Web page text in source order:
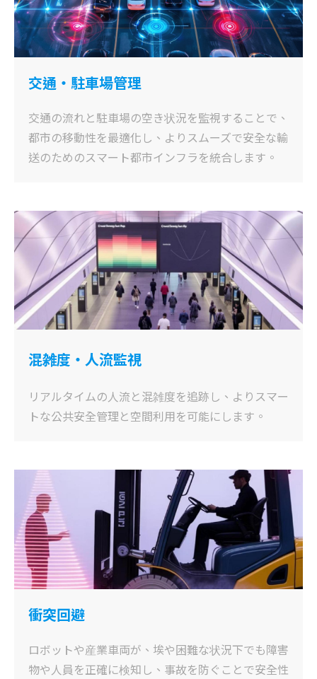
交通・駐車場管理
交通の流れと駐車場の空き状況を監視することで、
都市の移動性を最適化し、よりスムーズで安全な輸
送のためのスマート都市インフラを統合します。
混雑度・人流監視
リアルタイムの人流と混雑度を追跡し、よりスマー
トな公共安全管理と空間利用を可能にします。
衝突回避
ロボットや産業車両が、埃や困難な状況下でも障害
物や人員を正確に検知し、事故を防ぐことで安全性